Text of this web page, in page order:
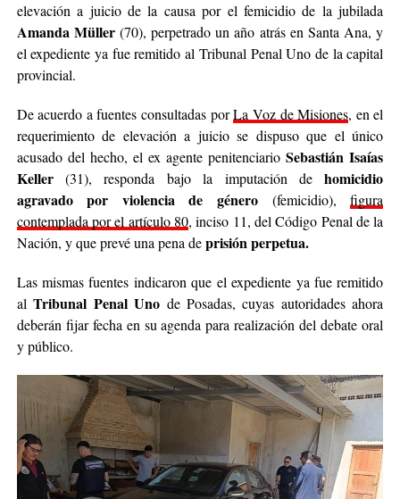
elevación a juicio de la causa por el femicidio de la jubilada
Amanda Müller(70), perpetrado un año atrás en Santa Ana, y
el expediente ya fue remitido al Tribunal Penal Uno de la capital
provincial.
De acuerdo a fuentes consultadas porLa Voz de Misiones, en el
requerimiento de elevación a juicio se dispuso que el único
acusado del hecho, el ex agente penitenciarioSebastián Isaías
Keller(31), responda bajo la imputación dehomicidio
agravado por violencia de género (femicidio),figura
contemplada por el artículo 80, inciso 11, del Código Penal de la
Nación, y que prevé una pena deprisión perpetua.
Las mismas fuentes indicaron que el expediente ya fue remitido
alTribunal Penal Uno de Posadas, cuyas autoridades ahora
deberán fijar fecha en su agenda para realización del debate oral
y público.